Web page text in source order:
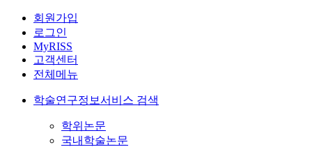
회원가입
로그인
MyRISS
고객센터
전체메뉴
학술연구정보서비스 검색
학위논문
국내학술논문